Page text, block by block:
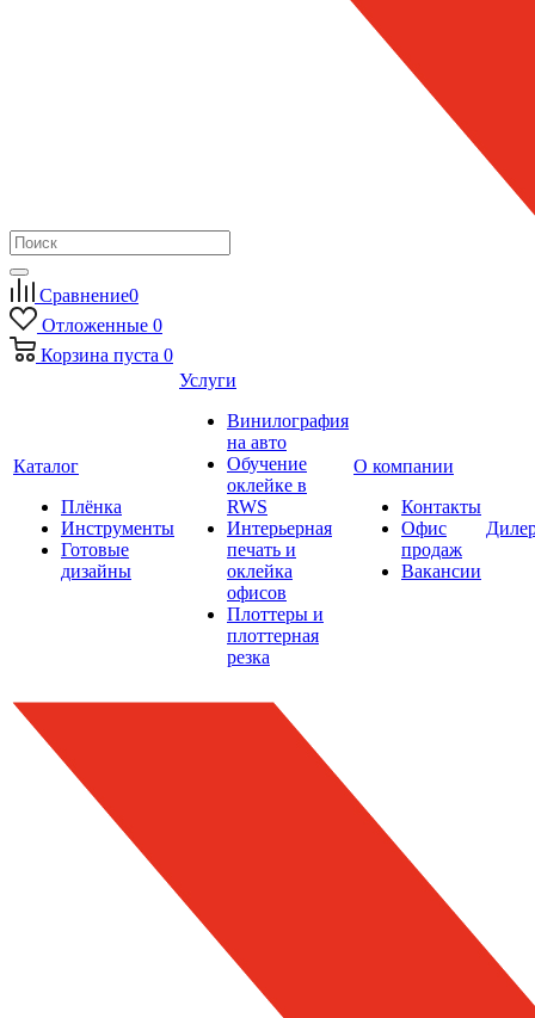
Сравнение0
Отложенные 0
Корзина пуста 0
Каталог
Плёнка
Инструменты
Готовые
дизайны
Услуги
Винилография
на авто
Обучение
оклейке в
RWS
Интерьерная
печать и
оклейка
офисов
Плоттеры и
плоттерная
резка
О компании
Контакты
Офис
продаж
Вакансии